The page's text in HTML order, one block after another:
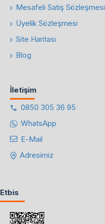
Mesafeli Satış Sözleşmesi
Üyelik Sözleşmesi
Site Haritası
Blog
İletişim
0850 305 36 95
WhatsApp
E-Mail
Adresimiz
Etbis